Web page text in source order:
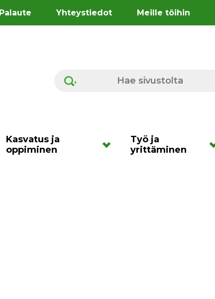
Palaute Yhteystiedot Meille töihin
Hae sivustolta
Kasvatus ja
oppiminen
Työ ja
yrittäminen